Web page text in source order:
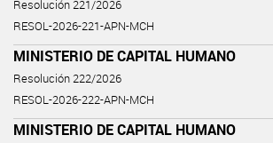
Resolución 221/2026
RESOL-2026-221-APN-MCH
MINISTERIO DE CAPITAL HUMANO
Resolución 222/2026
RESOL-2026-222-APN-MCH
MINISTERIO DE CAPITAL HUMANO